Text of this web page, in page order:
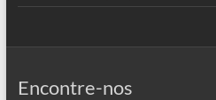
Encontre-nos